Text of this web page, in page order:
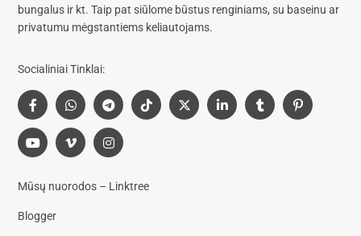
bungalus ir kt. Taip pat siūlome būstus renginiams, su baseinu ar
privatumu mėgstantiems keliautojams.
Socialiniai Tinklai:
Mūsų nuorodos – Linktree
Blogger